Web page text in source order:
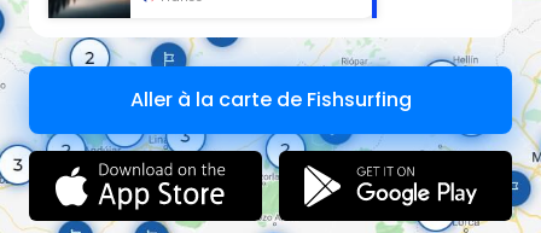
Règlementation navigation: Arrêté Préfectoral
Hébergement: terrain de camping municipal, gîte
communal (Gîte de France) et camping de Bugeat (4 km)
Office de Tourisme de Bugeat 05 55 95 18 68
A visiter: plateau de Millevaches.
Carte: IGN verte 41 IGN bleue 2232 O
Aller à la carte de Fishsurfing